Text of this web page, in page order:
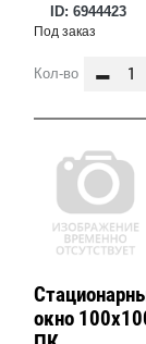
ID: 6944423
Под заказ
Кол-во -
окно